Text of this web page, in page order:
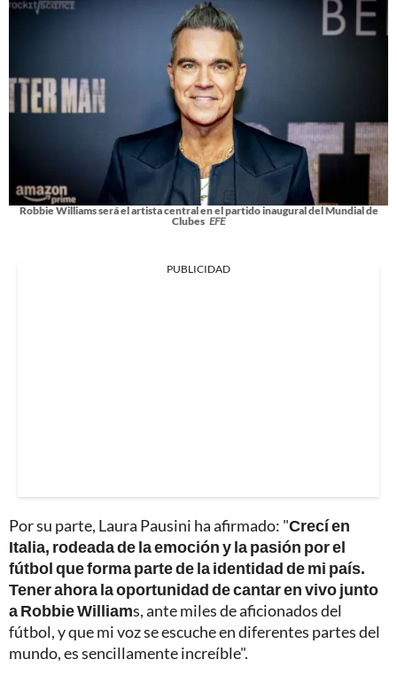
Robbie Williams será el artista central en el partido inaugural del Mundial de
Clubes EFE
PUBLICIDAD
Por su parte, Laura Pausini ha afirmado: "Crecí en
Italia, rodeada de la emoción y la pasión por el
fútbol que forma parte de la identidad de mi país.
Tener ahora la oportunidad de cantar en vivo junto
a Robbie Williams, ante miles de aficionados del
fútbol, y que mi voz se escuche en diferentes partes del
mundo, es sencillamente increíble".